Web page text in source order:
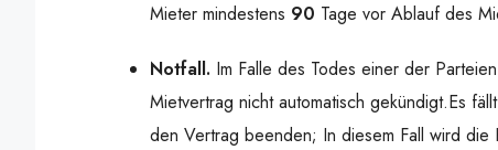
Mieter mindestens 90 Tage vor Ablauf des
Notfall. Im Falle des Todes einer der
Mietvertrag nicht automatisch gekündigt.Es
den Vertrag beenden; In diesem Fall wird